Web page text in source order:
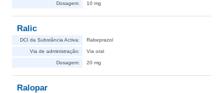
Dosagem: 10 mg
Ralic
DCI da Substância Activa: Rabeprazol
Via de administração: Via oral
Dosagem: 20 mg
Ralopar